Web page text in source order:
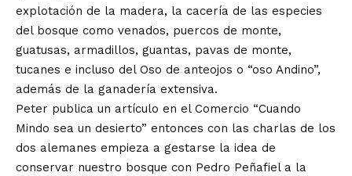
explotación de la madera, la cacería de las especies
del bosque como venados, puercos de monte,
guatusas, armadillos, guantas, pavas de monte,
tucanes e incluso del Oso de anteojos o “oso Andino”,
además de la ganadería extensiva.
Peter publica un artículo en el Comercio “Cuando
Mindo sea un desierto” entonces con las charlas de los
dos alemanes empieza a gestarse la idea de
conservar nuestro bosque con Pedro Peñafiel a la